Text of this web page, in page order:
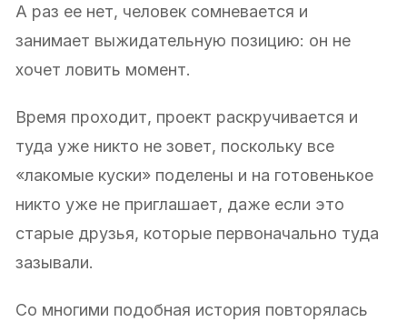
А раз ее нет, человек сомневается и
занимает выжидательную позицию: он не
хочет ловить момент.
Время проходит, проект раскручивается и
туда уже никто не зовет, поскольку все
«лакомые куски» поделены и на готовенькое
никто уже не приглашает, даже если это
старые друзья, которые первоначально туда
зазывали.
Со многими подобная история повторялась